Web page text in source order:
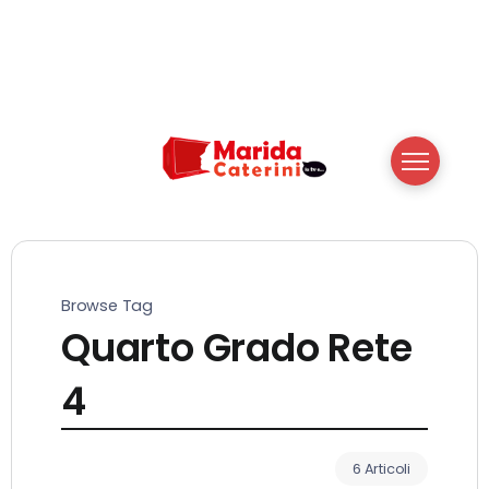
Browse Tag
Quarto Grado Rete
4
6 Articoli